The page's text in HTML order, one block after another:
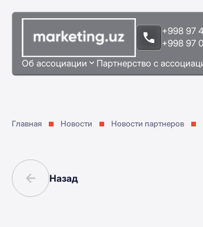
+998 97
+998 97
Об ассоциации Партнерство с
Главная Новости Новости партнеров
Назад